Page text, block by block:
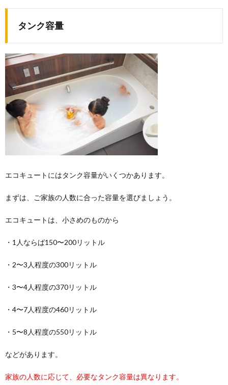
タンク容量
エコキュートにはタンク容量がいくつかあります。
まずは、ご家族の人数に合った容量を選びましょう。
エコキュートは、小さめのものから
・1人ならば150〜200リットル
・2〜3人程度の300リットル
・3〜4人程度の370リットル
・4〜7人程度の460リットル
・5〜8人程度の550リットル
などがあります。
家族の人数に応じて、必要なタンク容量は異なります。